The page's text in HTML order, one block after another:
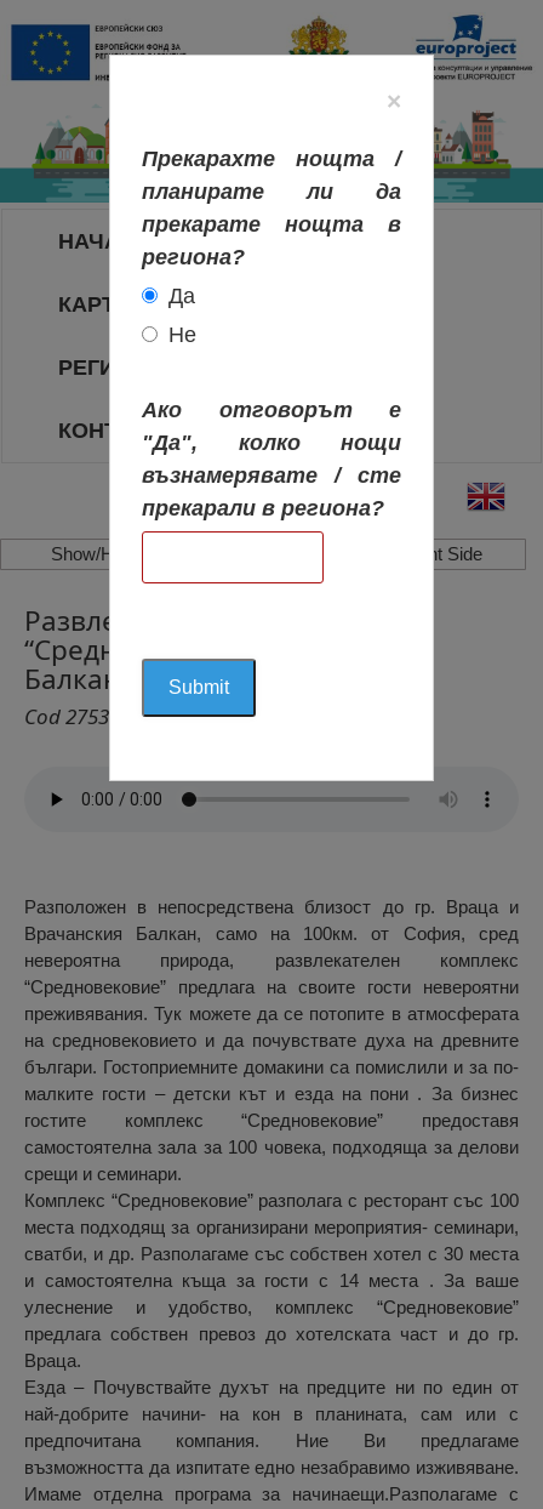
НАЧАЛО
КАРТА НА РЕГИОНИТЕ
РЕГИОНИ
КОНТАКТИ
Show/Hide Left Side Show/Hide Right Side
Развлекателен Комплекс
“Средновековие”, Врачанския
Балкан
Cod 2753
Разположен в непосредствена близост до гр. Враца и
Врачанския Балкан, само на 100км. от София, сред
невероятна природа, развлекателен комплекс
“Средновековие” предлага на своите гости невероятни
преживявания. Тук можете да се потопите в атмосферата
на средновековието и да почувствате духа на древните
българи. Гостоприемните домакини са помислили и за по-
малките гости – детски кът и езда на пони . За бизнес
гостите комплекс “Средновековие” предоставя
самостоятелна зала за 100 човека, подходяща за делови
срещи и семинари.
Комплекс “Средновековие” разполага с ресторант със 100
места подходящ за организирани мероприятия- семинари,
сватби, и др. Разполагаме със собствен хотел с 30 места
и самостоятелна къща за гости с 14 места . За ваше
улеснение и удобство, комплекс “Средновековие”
предлага собствен превоз до хотелската част и до гр.
Враца.
Езда – Почувствайте духът на предците ни по един от
най-добрите начини- на кон в планината, сам или с
предпочитана компания. Ние Ви предлагаме
възможността да изпитате едно незабравимо изживяване.
Имаме отделна програма за начинаещи.Разполагаме с
×
Прекарахте нощта /
планирате ли да
прекарате нощта в
региона?
Да
Не
Ако отговорът е
"Да", колко нощи
възнамерявате / сте
прекарали в региона?